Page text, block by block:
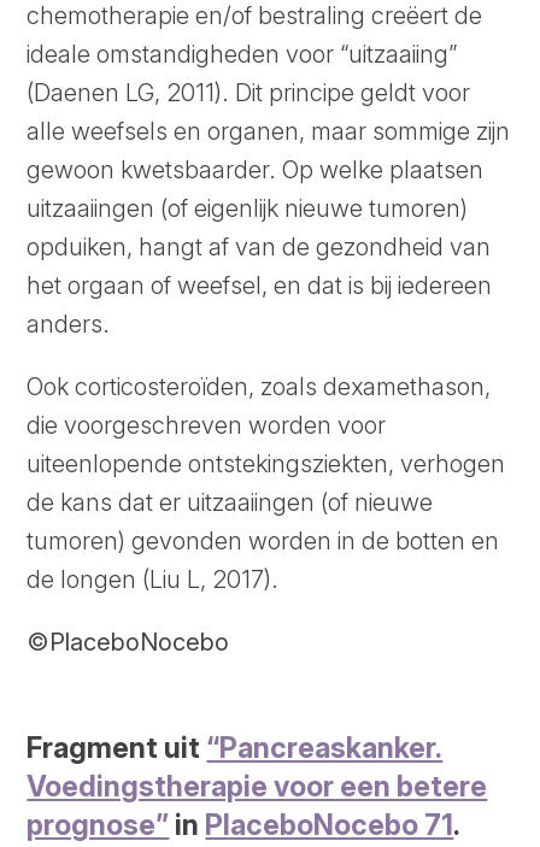
chemotherapie en/of bestraling creëert de
ideale omstandigheden voor “uitzaaiing”
(Daenen LG, 2011). Dit principe geldt voor
alle weefsels en organen, maar sommige zijn
gewoon kwetsbaarder. Op welke plaatsen
uitzaaiingen (of eigenlijk nieuwe tumoren)
opduiken, hangt af van de gezondheid van
het orgaan of weefsel, en dat is bij iedereen
anders.
Ook corticosteroïden, zoals dexamethason,
die voorgeschreven worden voor
uiteenlopende ontstekingsziekten, verhogen
de kans dat er uitzaaiingen (of nieuwe
tumoren) gevonden worden in de botten en
de longen (Liu L, 2017).
©PlaceboNocebo
Fragment uit “Pancreaskanker.
Voedingstherapie voor een betere
prognose” in PlaceboNocebo 71.